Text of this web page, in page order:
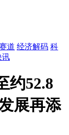
道 经济解码 科
讯
约52.8
展再添